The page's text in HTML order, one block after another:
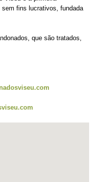
fins lucrativos, fundada
que são tratados,